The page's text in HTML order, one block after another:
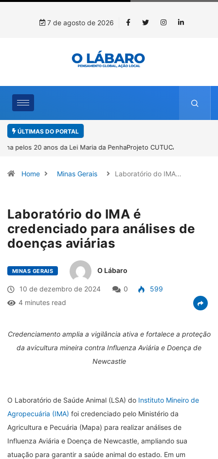
7 de agosto de 2026
ÚLTIMAS DO PORTAL
Projeto CUTUCAR abre nova edição e semeia o futuro por meio da
Home Minas Gerais Laboratório do IMA…
Laboratório do IMA é
credenciado para análises de
doenças aviárias
MINAS GERAIS O Lábaro
10 de dezembro de 2024 0
599
4 minutes read
Credenciamento amplia a vigilância ativa e fortalece a proteção
da avicultura mineira contra Influenza Aviária e Doença de
Newcastle
O Laboratório de Saúde Animal (LSA) do Instituto Mineiro de
Agropecuária (IMA) foi credenciado pelo Ministério da
Agricultura e Pecuária (Mapa) para realizar análises de
Influenza Aviária e Doença de Newcastle, ampliando sua
atuação para garantir a saúde animal do estado. Em um